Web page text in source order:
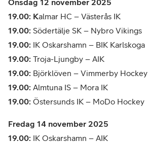
19.00: Kalmar HC – Västerås IK
19.00: Södertälje SK – Nybro Vikings
19.00: IK Oskarshamn – BIK Karlskoga
19.00: Troja-Ljungby – AIK
19.00: Björklöven – Vimmerby Hockey
19.00: Almtuna IS – Mora IK
19.00: Östersunds IK – MoDo Hockey
Fredag 14 november 2025
19.00: IK Oskarshamn – AIK